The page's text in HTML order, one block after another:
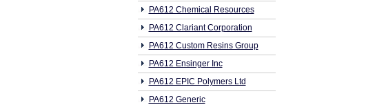
PA612 Chemical Resources
PA612 Clariant Corporation
PA612 Custom Resins Group
PA612 Ensinger Inc
PA612 EPIC Polymers Ltd
PA612 Generic